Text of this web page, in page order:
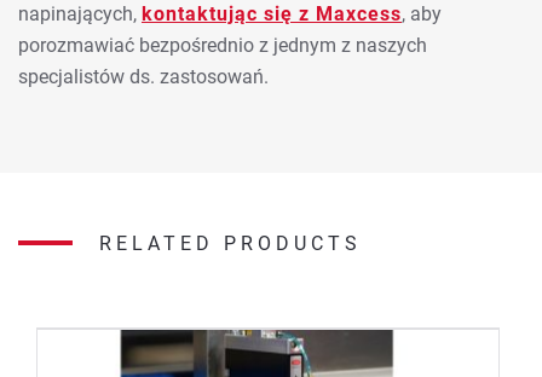
napinających, kontaktując się z Maxcess, aby
porozmawiać bezpośrednio z jednym z naszych
specjalistów ds. zastosowań.
RELATED PRODUCTS